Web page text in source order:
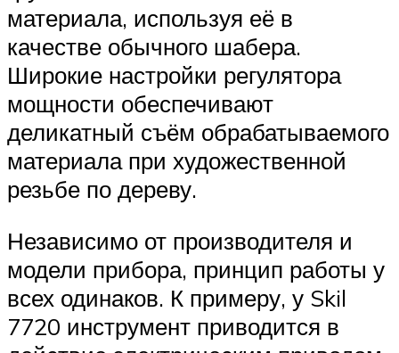
материала, используя её в
качестве обычного шабера.
Широкие настройки регулятора
мощности обеспечивают
деликатный съём обрабатываемого
материала при художественной
резьбе по дереву.
Независимо от производителя и
модели прибора, принцип работы у
всех одинаков. К примеру, у Skil
7720 инструмент приводится в